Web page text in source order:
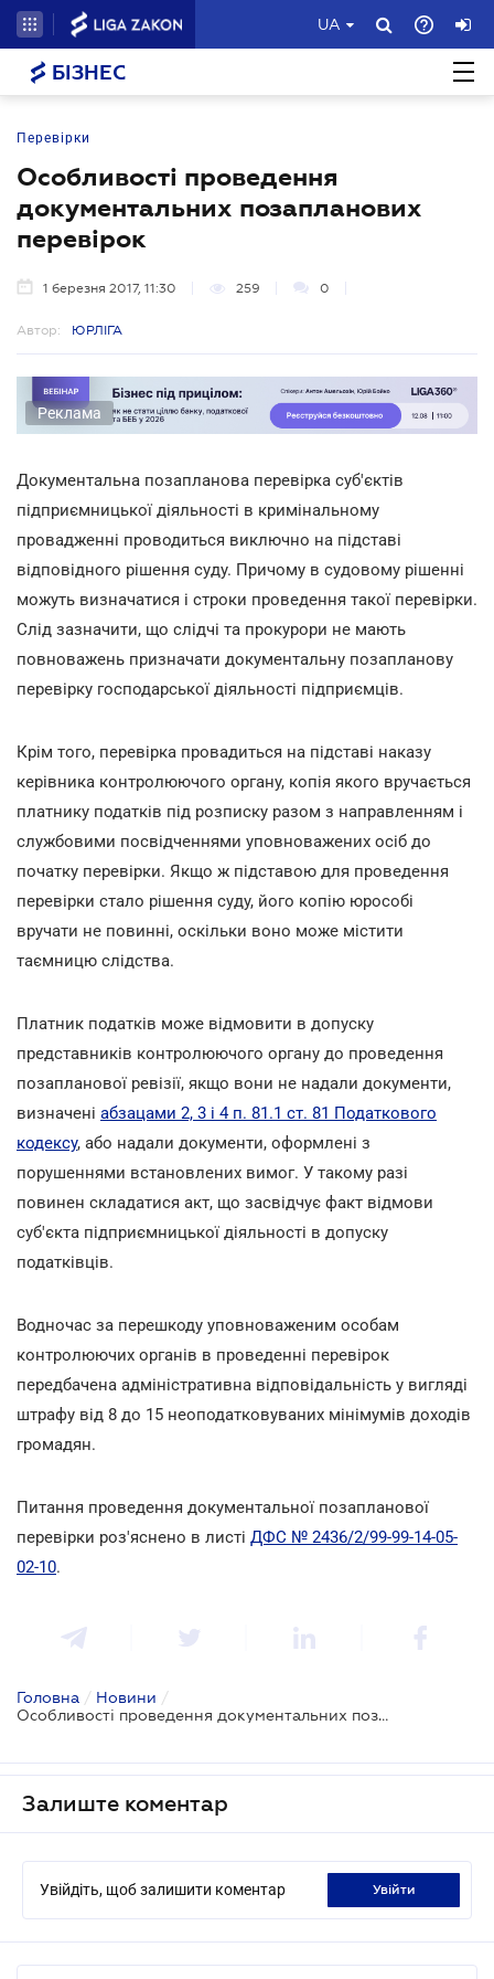
UA
БІЗНЕС
Перевірки
Особливості проведення
документальних позапланових
перевірок
1 березня 2017, 11:30 259 0
Автор: ЮРЛІГА
Реклама
Документальна позапланова перевірка суб'єктів
підприємницької діяльності в кримінальному
провадженні проводиться виключно на підставі
відповідного рішення суду. Причому в судовому рішенні
можуть визначатися і строки проведення такої перевірки.
Слід зазначити, що слідчі та прокурори не мають
повноважень призначати документальну позапланову
перевірку господарської діяльності підприємців.
Крім того, перевірка провадиться на підставі наказу
керівника контролюючого органу, копія якого вручається
платнику податків під розписку разом з направленням і
службовими посвідченнями уповноважених осіб до
початку перевірки. Якщо ж підставою для проведення
перевірки стало рішення суду, його копію юрособі
вручати не повинні, оскільки воно може містити
таємницю слідства.
Платник податків може відмовити в допуску
представників контролюючого органу до проведення
позапланової ревізії, якщо вони не надали документи,
визначені абзацами 2, 3 і 4 п. 81.1 ст. 81 Податкового
кодексу, або надали документи, оформлені з
порушеннями встановлених вимог. У такому разі
повинен складатися акт, що засвідчує факт відмови
суб'єкта підприємницької діяльності в допуску
податківців.
Водночас за перешкоду уповноваженим особам
контролюючих органів в проведенні перевірок
передбачена адміністративна відповідальність у вигляді
штрафу від 8 до 15 неоподатковуваних мінімумів доходів
громадян.
Питання проведення документальної позапланової
перевірки роз'яснено в листі ДФС № 2436/2/99-99-14-05-
02-10.
Головна / Новини /
Особливості проведення документальних позапланових перевірок
Залиште коментар
Увійдіть, щоб залишити коментар увійти